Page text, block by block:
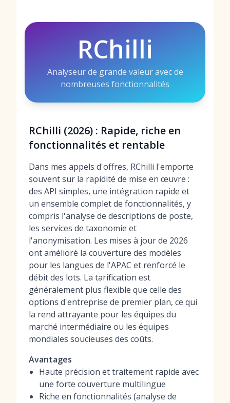
RChilli
Analyseur de grande valeur avec de
nombreuses fonctionnalités
RChilli (2026) : Rapide, riche en
fonctionnalités et rentable
Dans mes appels d'offres, RChilli l'emporte
souvent sur la rapidité de mise en œuvre :
des API simples, une intégration rapide et
un ensemble complet de fonctionnalités, y
compris l'analyse de descriptions de poste,
les services de taxonomie et
l'anonymisation. Les mises à jour de 2026
ont amélioré la couverture des modèles
pour les langues de l'APAC et renforcé le
débit des lots. La tarification est
généralement plus flexible que celle des
options d'entreprise de premier plan, ce qui
la rend attrayante pour les équipes du
marché intermédiaire ou les équipes
mondiales soucieuses des coûts.
Avantages
Haute précision et traitement rapide avec
une forte couverture multilingue
Riche en fonctionnalités (analyse de